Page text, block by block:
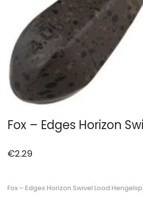
Fox – Edges Horizon
€2.29
Fox – Edges Horizon Swivel Lood